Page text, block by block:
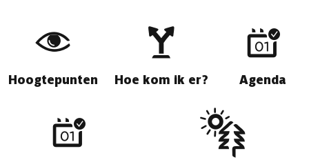
Hoogtepunten Hoe kom ik er? Agenda